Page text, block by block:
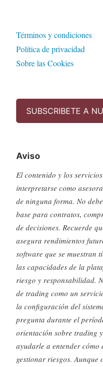
Términos y condiciones
Política de privacidad
Sobre las Cookies
SUBSCRIBETE A
Aviso
El contenido y los
interpretarse como
de ninguna forma. No
base para contratos,
de decisiones. Recuerde
asegura rendimientos
software que se muestran
las capacidades de la
riesgo y responsabilidad.
de trading como un
la configuración del
pregunta durante el
orientación sobre trading
ayudarle a entender cómo
gestionar riesgos. Aunque